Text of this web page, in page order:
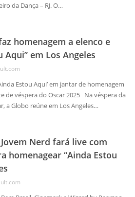
da Dança – RJ. O…
homenagem a elenco e
Aqui” em Los Angeles
Estou Aqui’ em jantar de homenagem
de véspera do Oscar 2025 Na véspera da
a Globo reúne em Los Angeles…
Nerd fará live com
homenagear “Ainda Estou